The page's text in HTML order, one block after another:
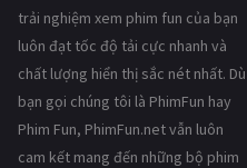
trải nghiệm xem phim fun của bạn
luôn đạt tốc độ tải cực nhanh và
chất lượng hiển thị sắc nét nhất. Dù
bạn gọi chúng tôi là PhimFun hay
Phim Fun, PhimFun.net vẫn luôn
cam kết mang đến những bộ phim